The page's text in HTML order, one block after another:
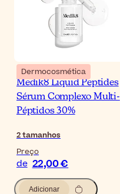
Dermocosmética
Medik8 Liquid Peptides
Sérum Complexo Multi-
Péptidos 30%
2tamanhos
Preço
de 22,00 €
Adicionar